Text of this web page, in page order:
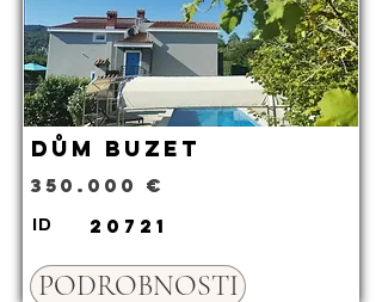
Dům Buzet
350.000 €
ID 20721
PODROBNOSTI